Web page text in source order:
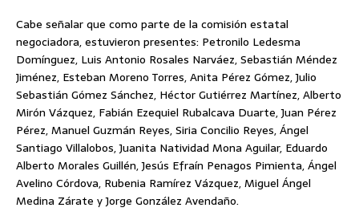
Cabe señalar que como parte de la comisión estatal
negociadora, estuvieron presentes: Petronilo Ledesma
Domínguez, Luis Antonio Rosales Narváez, Sebastián Méndez
Jiménez, Esteban Moreno Torres, Anita Pérez Gómez, Julio
Sebastián Gómez Sánchez, Héctor Gutiérrez Martínez, Alberto
Mirón Vázquez, Fabián Ezequiel Rubalcava Duarte, Juan Pérez
Pérez, Manuel Guzmán Reyes, Siria Concilio Reyes, Ángel
Santiago Villalobos, Juanita Natividad Mona Aguilar, Eduardo
Alberto Morales Guillén, Jesús Efraín Penagos Pimienta, Ángel
Avelino Córdova, Rubenia Ramírez Vázquez, Miguel Ángel
Medina Zárate y Jorge González Avendaño.